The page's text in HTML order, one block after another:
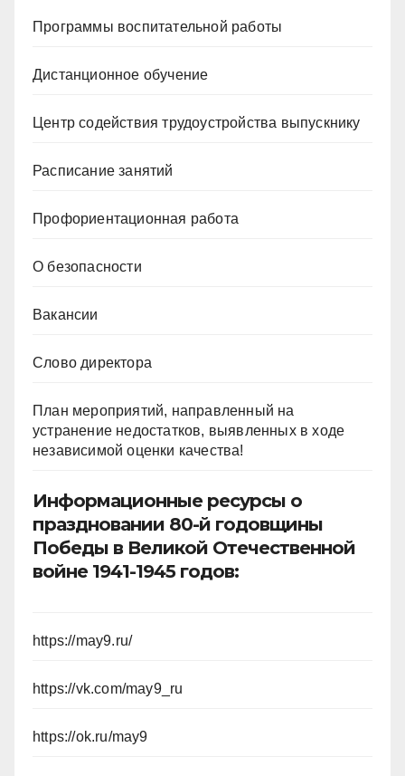
Программы воспитательной работы
Дистанционное обучение
Центр содействия трудоустройства выпускнику
Расписание занятий
Профориентационная работа
О безопасности
Вакансии
Слово директора
План мероприятий, направленный на
устранение недостатков, выявленных в ходе
независимой оценки качества!
Информационные ресурсы о
праздновании 80-й годовщины
Победы в Великой Отечественной
войне 1941-1945 годов:
https://may9.ru/
https://vk.com/may9_ru
https://ok.ru/may9